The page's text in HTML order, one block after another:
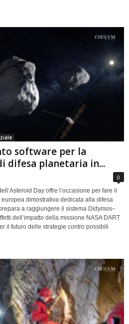
software per la
difesa planetaria in...
0
Day offre l’occasione per fare il
dimostrativa dedicata alla difesa
a raggiungere il sistema Didymos–
dell’impatto della missione NASA DART
il futuro delle strategie contro possibili